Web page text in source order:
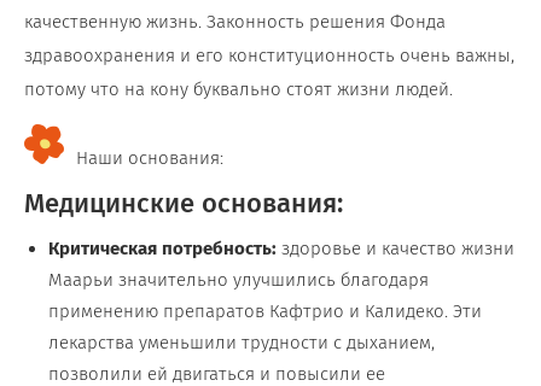
качественную жизнь. Законность решения Фонда
здравоохранения и его конституционность очень важны,
потому что на кону буквально стоят жизни людей.
Наши основания:
Медицинские основания:
Критическая потребность: здоровье и качество жизни
Маарьи значительно улучшились благодаря
применению препаратов Кафтрио и Калидеко. Эти
лекарства уменьшили трудности с дыханием,
позволили ей двигаться и повысили ее